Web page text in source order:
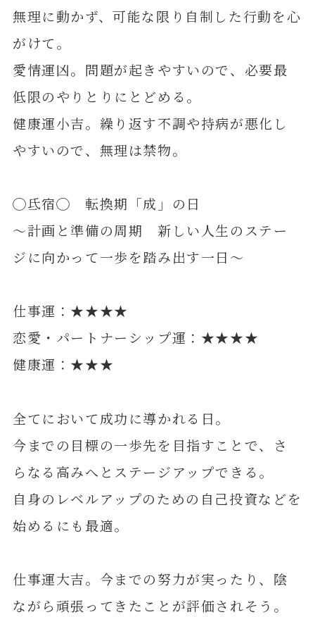
無理に動かず、可能な限り自制した行動を心
がけて。
愛情運凶。問題が起きやすいので、必要最
低限のやりとりにとどめる。
健康運小吉。繰り返す不調や持病が悪化し
やすいので、無理は禁物。
◯氐宿◯ 転換期「成」の日
～計画と準備の周期 新しい人生のステー
ジに向かって一歩を踏み出す一日～
仕事運：★★★★
恋愛・パートナーシップ運：★★★★
健康運：★★★
全てにおいて成功に導かれる日。
今までの目標の一歩先を目指すことで、さ
らなる高みへとステージアップできる。
自身のレベルアップのための自己投資などを
始めるにも最適。
仕事運大吉。今までの努力が実ったり、陰
ながら頑張ってきたことが評価されそう。